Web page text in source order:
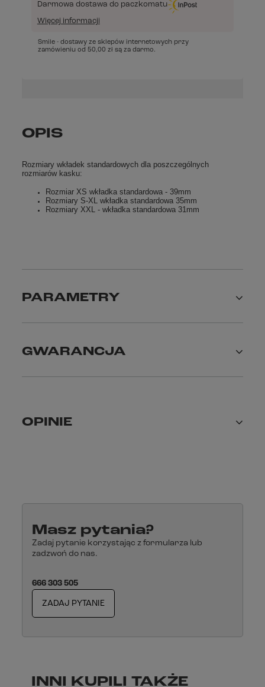
Darmowa dostawa do paczkomatu
Więcej informacji
Smile - dostawy ze sklepów internetowych przy
zamówieniu od 50,00 zł są za darmo.
OPIS
Rozmiary wkładek standardowych dla poszczególnych
rozmiarów kasku:
Rozmiar XS wkładka standardowa - 39mm
Rozmiary S-XL wkładka standardowa 35mm
Rozmiary XXL - wkładka standardowa 31mm
PARAMETRY
GWARANCJA
OPINIE
Masz pytania?
Zadaj pytanie korzystając z formularza lub
zadzwoń do nas.
666 303 505
ZADAJ PYTANIE
INNI KUPILI TAKŻE